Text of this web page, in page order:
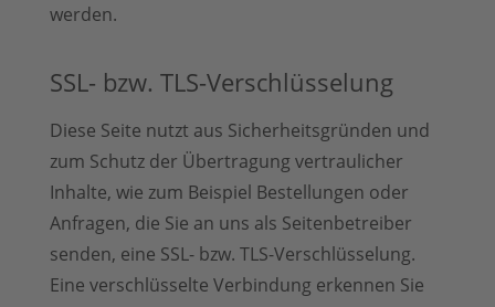
werden.
SSL- bzw. TLS-Verschlüsselung
Diese Seite nutzt aus Sicherheitsgründen und
zum Schutz der Übertragung vertraulicher
Inhalte, wie zum Beispiel Bestellungen oder
Anfragen, die Sie an uns als Seitenbetreiber
senden, eine SSL- bzw. TLS-Verschlüsselung.
Eine verschlüsselte Verbindung erkennen Sie